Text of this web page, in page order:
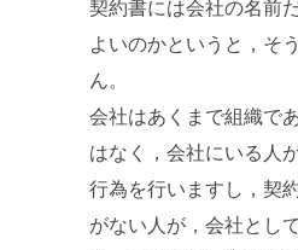
契約書には会社の名前
よいのかというと，そ
ん。
会社はあくまで組織で
はなく，会社にいる人
行為を行いますし，契
がない人が，会社とし